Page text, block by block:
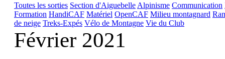
Toutes les sorties Section d'Aiguebelle Alpinisme Communication
Formation HandiCAF Matériel OpenCAF Milieu montagnard
de neige Treks-Expés Vélo de Montagne Vie du Club
Février 2021